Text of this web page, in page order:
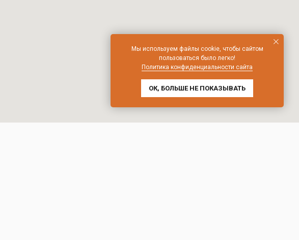
Мы используем файлы cookie, чтобы сайтом
пользоваться было легко!
Политика конфиденциальности сайта
ОК, БОЛЬШЕ НЕ ПОКАЗЫВАТЬ